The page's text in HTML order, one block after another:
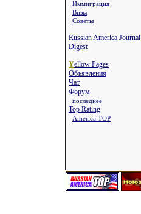
Иммиграция
Визы
Советы
Russian America Journal
Digest
Yellow Pages
Объявления
Чат
Форум
последнее
Top Rating
America TOP